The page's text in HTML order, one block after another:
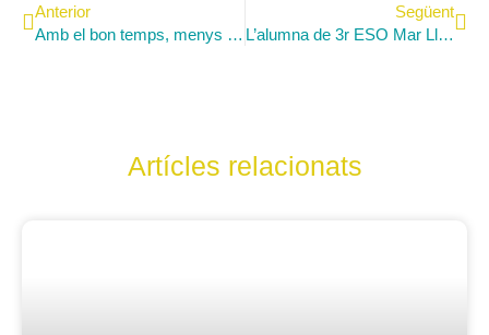
Anterior
Amb el bon temps, menys gent a la cantina
Següent
L’alumna de 3r ESO Mar Lloret, becada per anar al Quebec
Artícles relacionats